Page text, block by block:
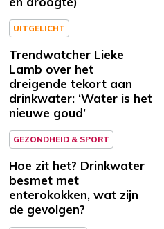
UITGELICHT
Trendwatcher Lieke
Lamb over het
dreigende tekort aan
drinkwater: ‘Water is het
nieuwe goud’
GEZONDHEID & SPORT
Hoe zit het? Drinkwater
besmet met
enterokokken, wat zijn
de gevolgen?